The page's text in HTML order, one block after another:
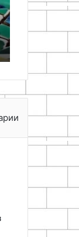
созданию
гармоничного
пространства
31.07.2026